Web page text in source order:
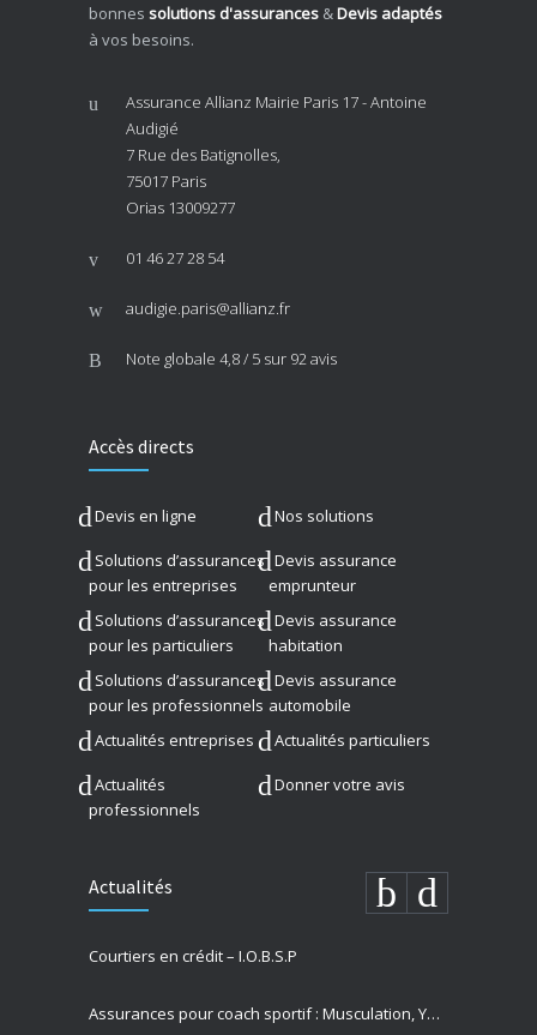
bonnes solutions d'assurances &Devis adaptés
à vos besoins.
Assurance Allianz Mairie Paris 17 - Antoine
Audigié
7 Rue des Batignolles,
75017 Paris
Orias 13009277
01 46 27 28 54
audigie.paris@allianz.fr
Note globale 4,8 / 5 sur 92 avis
Accès directs
Devis en ligne Nos solutions
Solutions d’assurances
pour les entreprises
Devis assurance
emprunteur
Solutions d’assurances
pour les particuliers
Devis assurance
habitation
Solutions d’assurances
pour les professionnels
Devis assurance
automobile
Actualités entreprises
Actualités particuliers
Actualités
professionnels
Donner votre avis
Actualités
Courtiers en crédit – I.O.B.S.P
Assurances pour coach sportif : Musculation, Yoga et Équitation